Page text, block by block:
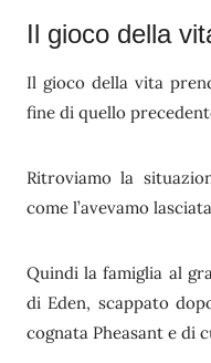
Il gioco della
Il gioco della vita
fine di quello
Ritroviamo la
come l’avevamo
Quindi la famiglia al
di Eden, scappato
cognata Pheasant e di